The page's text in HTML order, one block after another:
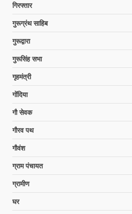
गिरफ्तार
गुरूग्रंथ साहिब
गुरूद्वारा
गुरूसिंह सभा
गृहमंत्री
गोंदिया
गौ सेवक
गौरव पथ
गौवंश
ग्राम पंचायत
ग्रामीण
घर